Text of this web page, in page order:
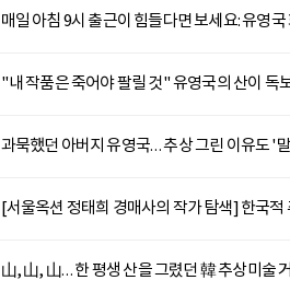
매일 아침 9시 출근이 힘들다면 보세요: 유영
"내 작품은 죽어야 팔릴 것" 유영국의 산이 독
과묵했던 아버지 유영국… 추상 그린 이유도 '
[서울옥션 정태희 경매사의 작가 탐색] 한국
山, 山, 山… 한 평생 산을 그렸던 韓 추상미술